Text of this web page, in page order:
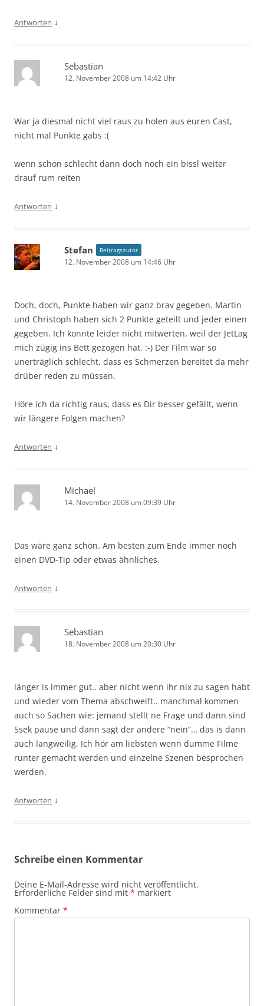
Antworten ↓
Sebastian
12. November 2008 um 14:42 Uhr
War ja diesmal nicht viel raus zu holen aus euren Cast,
nicht mal Punkte gabs :(
wenn schon schlecht dann doch noch ein bissl weiter
drauf rum reiten
Antworten ↓
Stefan Beitragsautor
12. November 2008 um 14:46 Uhr
Doch, doch, Punkte haben wir ganz brav gegeben. Martin
und Christoph haben sich 2 Punkte geteilt und jeder einen
gegeben. Ich konnte leider nicht mitwerten, weil der JetLag
mich zügig ins Bett gezogen hat. :-) Der Film war so
unerträglich schlecht, dass es Schmerzen bereitet da mehr
drüber reden zu müssen.
Höre ich da richtig raus, dass es Dir besser gefällt, wenn
wir längere Folgen machen?
Antworten ↓
Michael
14. November 2008 um 09:39 Uhr
Das wäre ganz schön. Am besten zum Ende immer noch
einen DVD-Tip oder etwas ähnliches.
Antworten ↓
Sebastian
18. November 2008 um 20:30 Uhr
länger is immer gut.. aber nicht wenn ihr nix zu sagen habt
und wieder vom Thema abschweift.. manchmal kommen
auch so Sachen wie: jemand stellt ne Frage und dann sind
5sek pause und dann sagt der andere “nein”… das is dann
auch langweilig. Ich hör am liebsten wenn dumme Filme
runter gemacht werden und einzelne Szenen besprochen
werden.
Antworten ↓
Schreibe einen Kommentar
Deine E-Mail-Adresse wird nicht veröffentlicht.
Erforderliche Felder sind mit * markiert
Kommentar *